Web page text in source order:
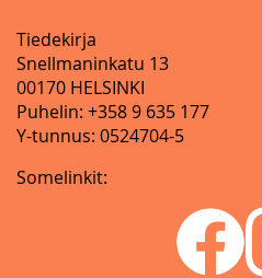
Tiedekirja
Snellmaninkatu 13
00170 HELSINKI
Puhelin: +358 9 635 177
Y-tunnus: 0524704-5
Somelinkit: